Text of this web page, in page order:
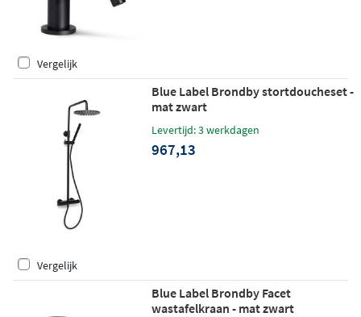
Vergelijk
Blue Label Brondby stortdoucheset -
mat zwart
Levertijd: 3 werkdagen
967,13
Vergelijk
Blue Label Brondby Facet
wastafelkraan - mat zwart